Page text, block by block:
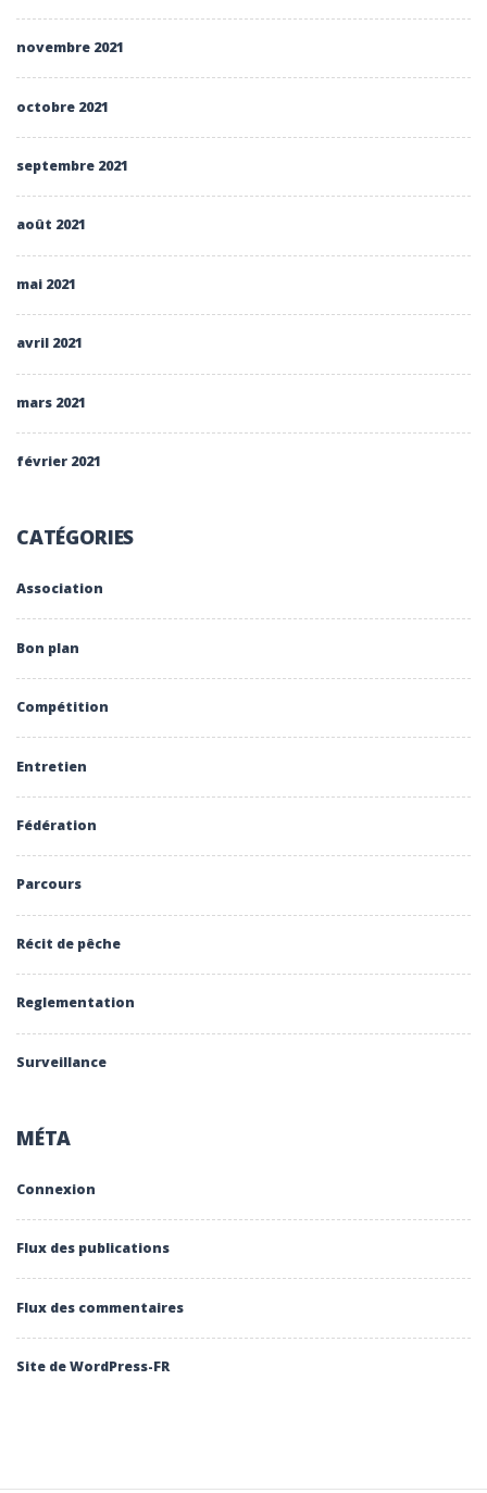
novembre 2021
octobre 2021
septembre 2021
août 2021
mai 2021
avril 2021
mars 2021
février 2021
CATÉGORIES
Association
Bon plan
Compétition
Entretien
Fédération
Parcours
Récit de pêche
Reglementation
Surveillance
MÉTA
Connexion
Flux des publications
Flux des commentaires
Site de WordPress-FR